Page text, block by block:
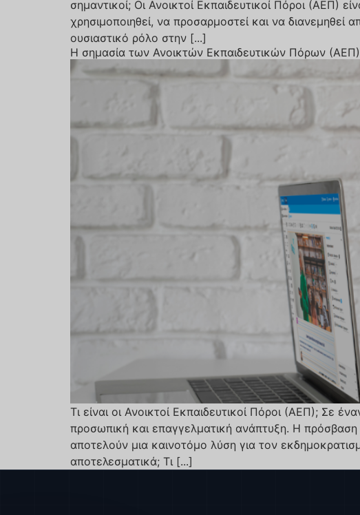
σημαντικοί; Οι Ανοικτοί Εκπαιδευτικοί Πόροι (ΑΕΠ)
χρησιμοποιηθεί, να προσαρμοστεί και να διανεμηθεί
ουσιαστικό ρόλο στην [...]
Η σημασία των Ανοικτών Εκπαιδευτικών Πόρων
Τι είναι οι Ανοικτοί Εκπαιδευτικοί Πόροι (ΑΕΠ); Σε
προσωπική και επαγγελματική ανάπτυξη. Η πρόσβαση
αποτελούν μια καινοτόμο λύση για τον
αποτελεσματικά; Τι [...]